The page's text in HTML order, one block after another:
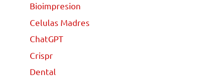
Bioimpresion
Celulas Madres
ChatGPT
Crispr
Dental